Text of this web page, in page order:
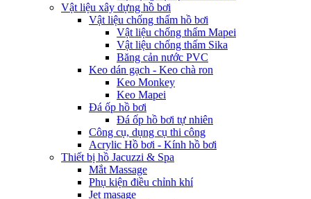
Vật liệu xây dựng hồ bơi
Vật liệu chống thấm hồ bơi
Vật liệu chống thấm Mapei
Vật liệu chống thấm Sika
Băng cản nước PVC
Keo dán gạch - Keo chà ron
Keo Monkey
Keo Mapei
Đá ốp hồ bơi
Đá ốp hồ bơi tự nhiên
Công cụ, dụng cụ thi công
Acrylic Hồ bơi - Kính hồ bơi
Thiết bị hồ Jacuzzi & Spa
Mắt Massage
Phụ kiện điều chỉnh khí
Jet masage